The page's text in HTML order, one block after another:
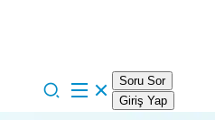
Soru Sor
Giriş Yap